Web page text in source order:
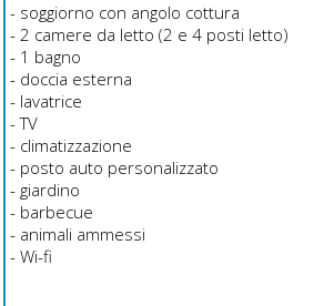
- soggiorno con angolo cottura
- 2 camere da letto (2 e 4 posti letto)
- 1 bagno
- doccia esterna
- lavatrice
- TV
- climatizzazione
- posto auto personalizzato
- giardino
- barbecue
- animali ammessi
- Wi-fi